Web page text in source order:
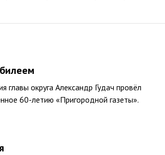
округа Александр Гудач провёл
60-летию «Пригородной газеты».